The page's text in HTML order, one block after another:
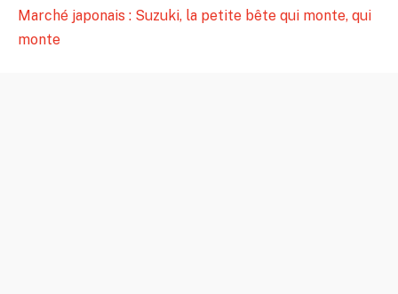
Marché japonais : Suzuki, la petite bête qui monte, qui
monte